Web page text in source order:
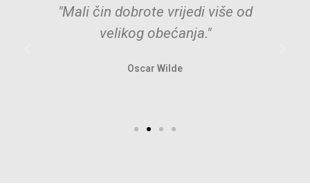
"Mali čin dobrote vrijedi više od
velikog obećanja."
Oscar Wilde